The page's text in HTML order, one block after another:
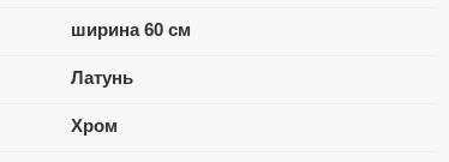
ширина 60 см
Латунь
Хром